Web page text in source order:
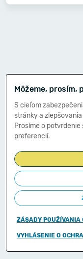
Môžeme, prosím,
S cieľom
stránky a
Prosíme o
preferencií.
ZÁSADY POUŽÍVANIA
VYHLÁSENIE O